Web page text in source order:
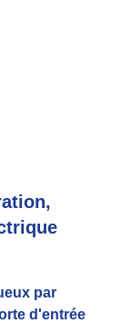
par
d'entrée